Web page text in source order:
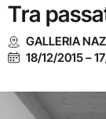
Tra
GALLERIA
18/12/2015–